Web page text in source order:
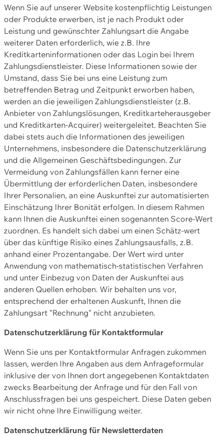
Wenn Sie auf unserer Website kostenpflichtig Leistungen
oder Produkte erwerben, ist je nach Produkt oder
Leistung und gewünschter Zahlungsart die Angabe
weiterer Daten erforderlich, wie z.B. Ihre
Kreditkarteninformationen oder das Login bei Ihrem
Zahlungsdienstleister. Diese Informationen sowie der
Umstand, dass Sie bei uns eine Leistung zum
betreffenden Betrag und Zeitpunkt erworben haben,
werden an die jeweiligen Zahlungsdienstleister (z.B.
Anbieter von Zahlungslösungen, Kreditkarteherausgeber
und Kreditkarten-Acquirer) weitergeleitet. Beachten Sie
dabei stets auch die Informationen des jeweiligen
Unternehmens, insbesondere die Datenschutzerklärung
und die Allgemeinen Geschäftsbedingungen. Zur
Vermeidung von Zahlungsfällen kann ferner eine
Übermittlung der erforderlichen Daten, insbesondere
Ihrer Personalien, an eine Auskunftei zur automatisierten
Einschätzung Ihrer Bonität erfolgen. In diesem Rahmen
kann Ihnen die Auskunftei einen sogenannten Score-Wert
zuordnen. Es handelt sich dabei um einen Schätz-wert
über das künftige Risiko eines Zahlungsausfalls, z.B.
anhand einer Prozentangabe. Der Wert wird unter
Anwendung von mathematisch-statistischen Verfahren
und unter Einbezug von Daten der Auskunftei aus
anderen Quellen erhoben. Wir behalten uns vor,
entsprechend der erhaltenen Auskunft, Ihnen die
Zahlungsart "Rechnung" nicht anzubieten.
Datenschutzerklärung für Kontaktformular
Wenn Sie uns per Kontaktformular Anfragen zukommen
lassen, werden Ihre Angaben aus dem Anfrageformular
inklusive der von Ihnen dort angegebenen Kontaktdaten
zwecks Bearbeitung der Anfrage und für den Fall von
Anschlussfragen bei uns gespeichert. Diese Daten geben
wir nicht ohne Ihre Einwilligung weiter.
Datenschutzerklärung für Newsletterdaten